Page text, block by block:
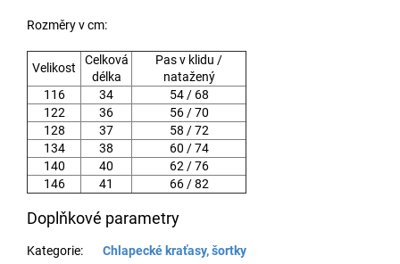
Rozměry v cm:
Velikost
Celková
délka
Pas v klidu /
natažený
116
34
54 / 68
122
36
56 / 70
128
37
58 / 72
134
38
60 / 74
140
40
62 / 76
146
41 66 / 82
Doplňkové parametry
Kategorie:
Chlapecké kraťasy, šortky